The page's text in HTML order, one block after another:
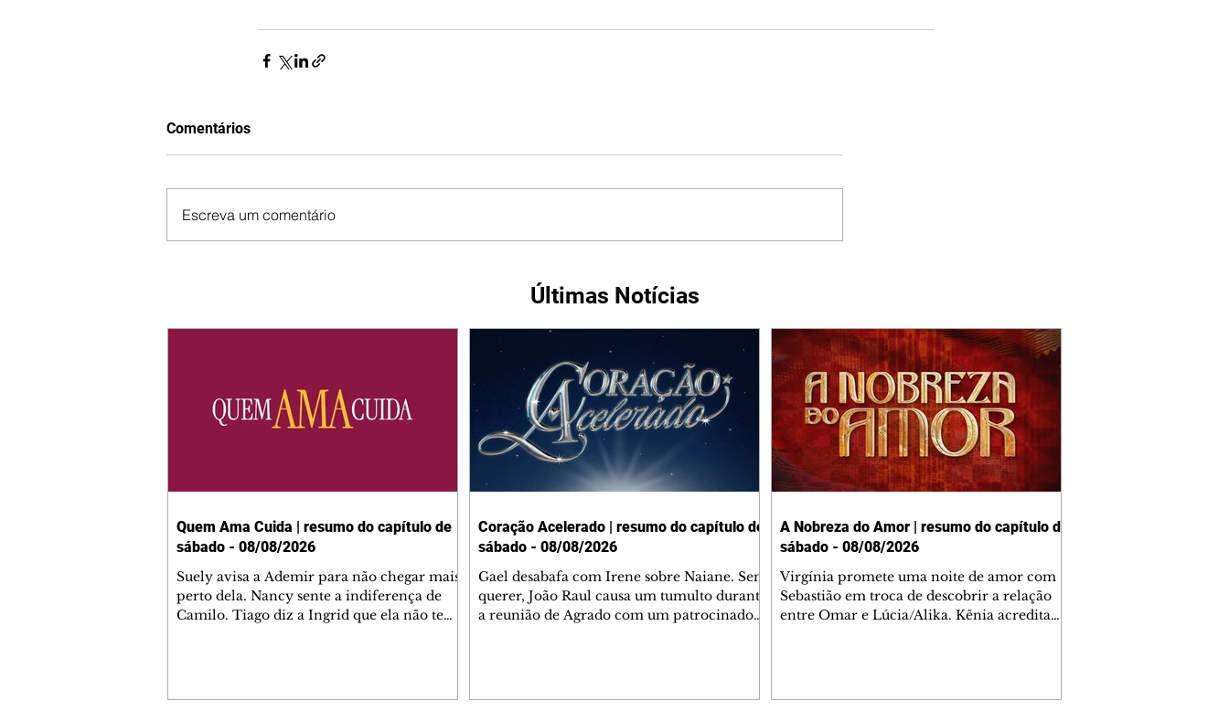
Comentários
Escreva um comentário
Últimas Notícias
Quem Ama Cuida | resumo do capítulo de
sábado - 08/08/2026
Suely avisa a Ademir para não chegar mais
perto dela. Nancy sente a indiferença de
Camilo. Tiago diz a Ingrid que ela não tem
Coração Acelerado | resumo do capítulo de
sábado - 08/08/2026
Gael desabafa com Irene sobre Naiane. Sem
querer, João Raul causa um tumulto durante
a reunião de Agrado com um patrocinador.
A Nobreza do Amor | resumo do capítulo de
sábado - 08/08/2026
Virgínia promete uma noite de amor com
Sebastião em troca de descobrir a relação
entre Omar e Lúcia/Alika. Kênia acredita